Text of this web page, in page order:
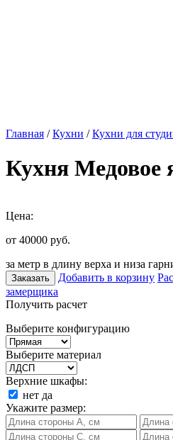
Главная /Кухни /Кухни для
Кухня Медовое
Цена:
от 40000 руб.
за метр в длину верха и низа
Заказать Добавить в корзину
замерщика
Получить расчет
Выберите конфигурацию
Выберите материал
Верхние шкафы:
нет да
Укажите размер: